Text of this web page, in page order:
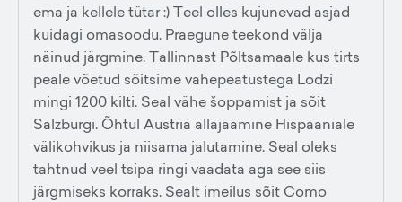
ema ja kellele tütar :) Teel olles kujunevad asjad
kuidagi omasoodu. Praegune teekond välja
näinud järgmine. Tallinnast Põltsamaale kus tirts
peale võetud sõitsime vahepeatustega Lodzi
mingi 1200 kilti. Seal vähe šoppamist ja sõit
Salzburgi. Õhtul Austria allajäämine Hispaaniale
välikohvikus ja niisama jalutamine. Seal oleks
tahtnud veel tsipa ringi vaadata aga see siis
järgmiseks korraks. Sealt imeilus sõit Como